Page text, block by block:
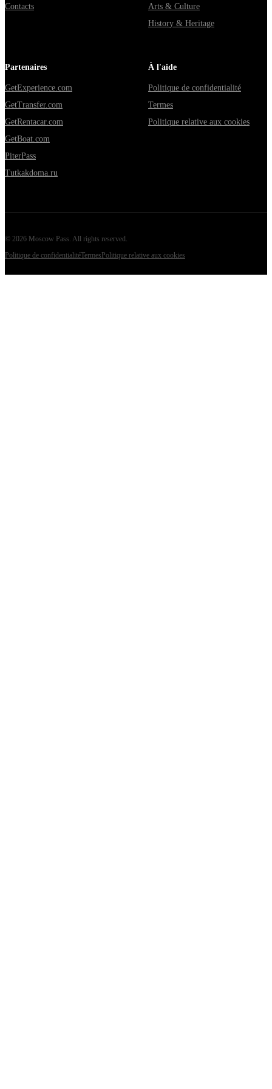
Contacts
Arts & Culture
History & Heritage
Partenaires
GetExperience.com
GetTransfer.com
GetRentacar.com
GetBoat.com
PiterPass
Tutkakdoma.ru
À l'aide
Politique de confidentialité
Termes
Politique relative aux cookies
© 2026 Moscow Pass . All rights reserved.
Politique de confidentialitéTermesPolitique relative aux cookies